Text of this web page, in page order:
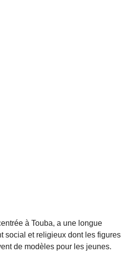
à Touba, a une longue
social et religieux dont les figures
de modèles pour les jeunes.